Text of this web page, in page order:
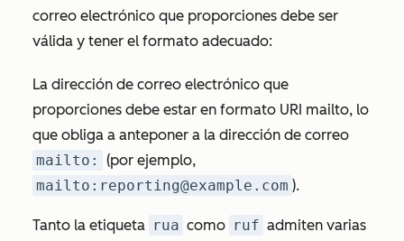
correo electrónico que proporciones debe ser
válida y tener el formato adecuado:
La dirección de correo electrónico que
proporciones debe estar en formato URI mailto, lo
que obliga a anteponer a la dirección de correo
mailto:
(por ejemplo,
mailto:reporting@example.com ).
Tanto la etiqueta rua como ruf admiten varias